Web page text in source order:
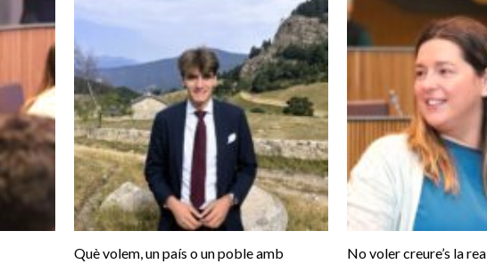
Què volem, un país o un poble amb No voler creure’s la